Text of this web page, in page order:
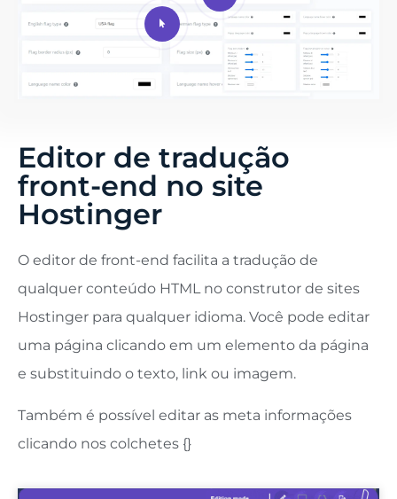
Editor de tradução
front-end no site
Hostinger
O editor de front-end facilita a tradução de
qualquer conteúdo HTML no construtor de sites
Hostinger para qualquer idioma. Você pode editar
uma página clicando em um elemento da página
e substituindo o texto, link ou imagem.
Também é possível editar as meta informações
clicando nos colchetes {}